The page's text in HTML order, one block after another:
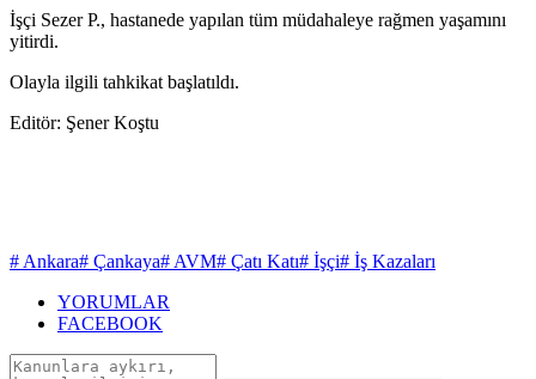
İşçi Sezer P., hastanede yapılan tüm müdahaleye rağmen yaşamını
yitirdi.
Olayla ilgili tahkikat başlatıldı.
Editör: Şener Koştu
# Ankara# Çankaya# AVM# Çatı Katı# İşçi# İş Kazaları
YORUMLAR
FACEBOOK